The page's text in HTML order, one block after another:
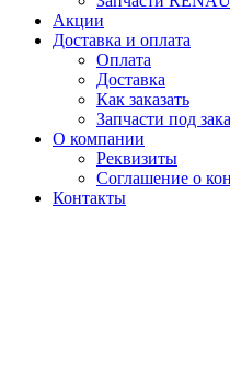
Акции
Доставка и оплата
Оплата
Доставка
Как заказать
Запчасти под
О компании
Реквизиты
Соглашение о
Контакты